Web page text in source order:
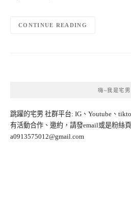
CONTINUE READING
嗨~我是宅男
跳躍的宅男 社群平台: IG、Youtube、
有活動合作、邀約，請發email或是粉絲
a0913575012@gmail.com